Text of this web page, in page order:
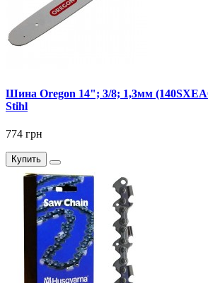
Шина Oregon 14"; 3/8; 1,3мм
Stihl
774 грн
Купить